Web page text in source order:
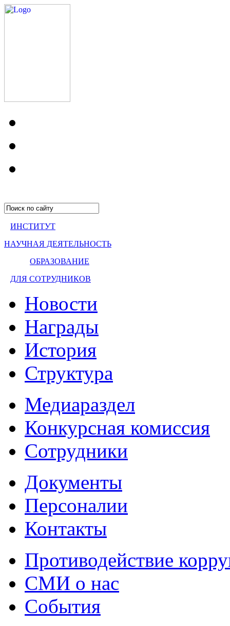
ИНСТИТУТ
НАУЧНАЯ ДЕЯТЕЛЬНОСТЬ
ОБРАЗОВАНИЕ
ДЛЯ СОТРУДНИКОВ
Новости
Награды
История
Структура
Медиараздел
Конкурсная комиссия
Сотрудники
Документы
Персоналии
Контакты
Противодействие
СМИ о нас
События